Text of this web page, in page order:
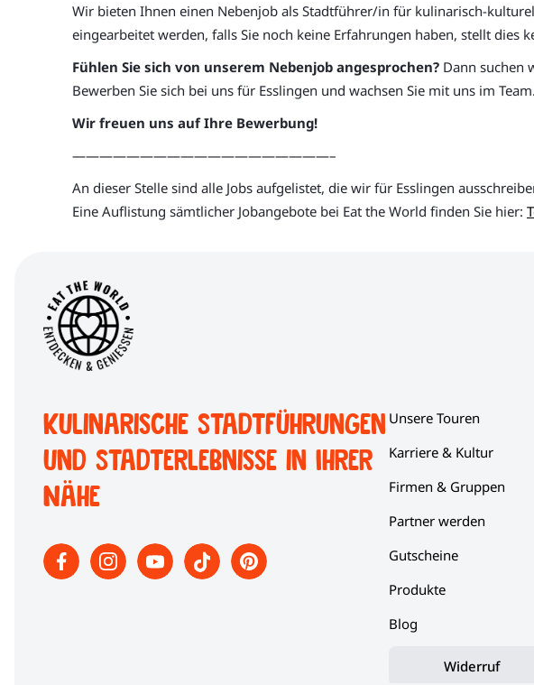
Wir bieten Ihnen einen Nebenjob als Stadtführer/in für kulinarisch-
eingearbeitet werden, falls Sie noch keine Erfahrungen haben, stellt dies
Fühlen Sie sich von unserem Nebenjob angesprochen? Dann suchen
Bewerben Sie sich bei uns für Esslingen und wachsen Sie mit uns im Team.
Wir freuen uns auf Ihre Bewerbung!
———————————————————–
An dieser Stelle sind alle Jobs aufgelistet, die wir für Esslingen
Eine Auflistung sämtlicher Jobangebote bei Eat the World finden Sie hier:
Kulinarische Stadtführungen
und Stadterlebnisse in Ihrer
Nähe
Unsere Touren
Karriere & Kultur
Firmen & Gruppen
Partner werden
Gutscheine
Produkte
Blog
Widerruf